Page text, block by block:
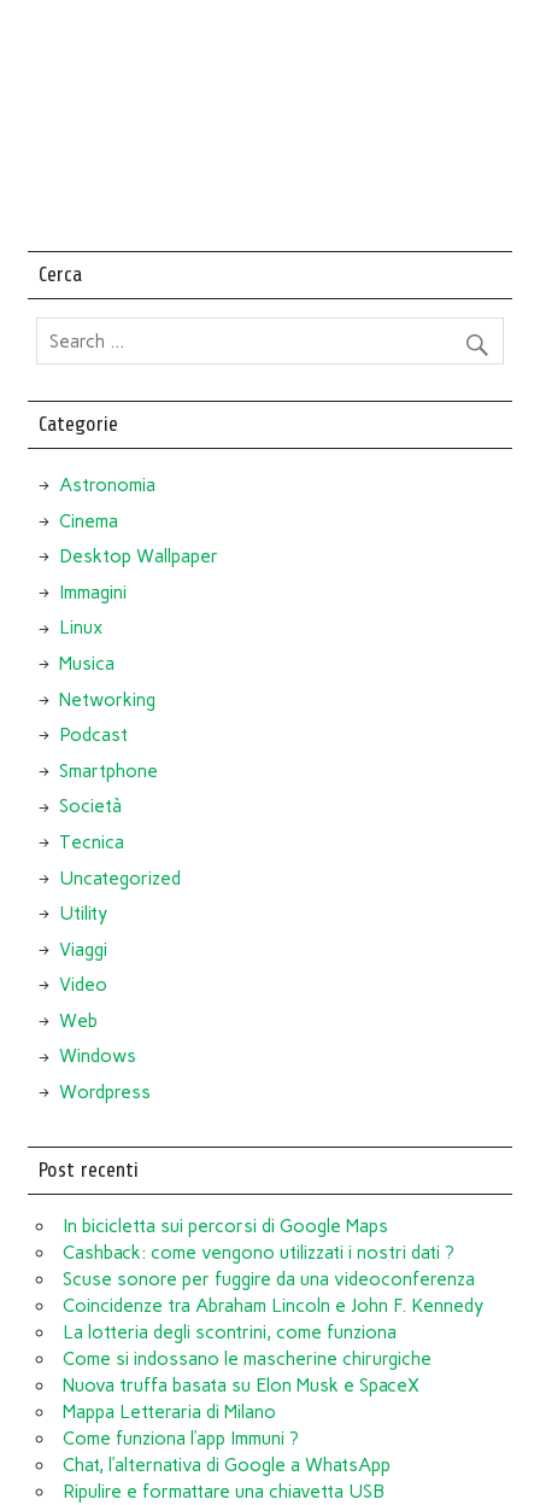
Cerca
Categorie
Astronomia
Cinema
Desktop Wallpaper
Immagini
Linux
Musica
Networking
Podcast
Smartphone
Società
Tecnica
Uncategorized
Utility
Viaggi
Video
Web
Windows
Wordpress
Post recenti
In bicicletta sui percorsi di Google Maps
Cashback: come vengono utilizzati i nostri dati ?
Scuse sonore per fuggire da una videoconferenza
Coincidenze tra Abraham Lincoln e John F. Kennedy
La lotteria degli scontrini, come funziona
Come si indossano le mascherine chirurgiche
Nuova truffa basata su Elon Musk e SpaceX
Mappa Letteraria di Milano
Come funziona l’app Immuni ?
Chat, l’alternativa di Google a WhatsApp
Ripulire e formattare una chiavetta USB